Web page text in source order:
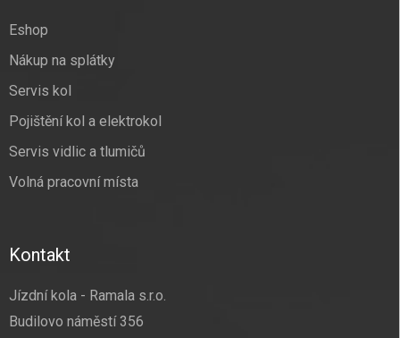
Eshop
Nákup na splátky
Servis kol
Pojištění kol a elektrokol
Servis vidlic a tlumičů
Volná pracovní místa
Kontakt
Jízdní kola - Ramala s.r.o.
Budilovo náměstí 356